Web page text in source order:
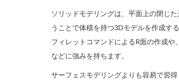
ソリッドモデリングは、平面上の閉じ
うことで体積を持つ3Dモデルを作成す
フィレットコマンドによるR面の作成
などに強みを持ちます。
サーフェスモデリングよりも容易で習